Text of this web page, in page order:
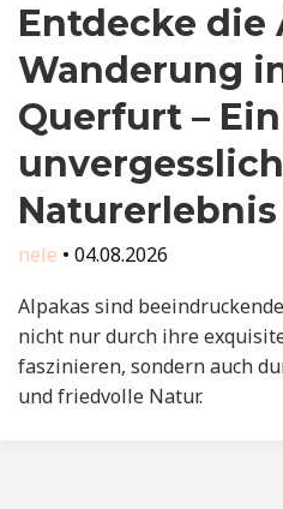
Entdecke die
Wanderung
Querfurt – Ein
Naturerlebnis
nele •04.08.2026
Alpakas sind
nicht nur durch ihre
faszinieren, sondern auch
und friedvolle Natur.